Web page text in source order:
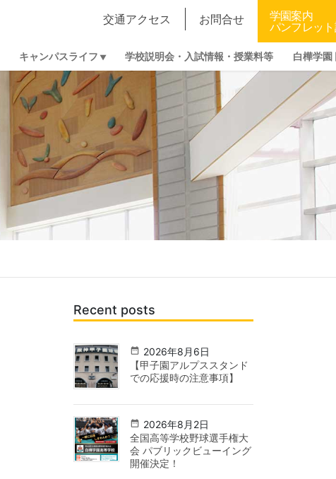
交通アクセス お問合せ
学園案内
パンフレッ
キャンパスライフ 学校説明会・入試情報・授業料等 白樺学園
Recent posts
2026年8月6日
【甲子園アルプススタンド
での応援時の注意事項】
2026年8月2日
全国高等学校野球選手権大
会 パブリックビューイング
開催決定！